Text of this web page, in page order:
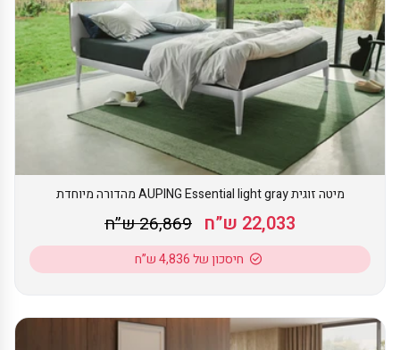
מיטה זוגית AUPING Essential light gray מהדורה מיוחדת
22,033 ש”ח 26,869 ש”ח
חיסכון של 4,836 ש”ח